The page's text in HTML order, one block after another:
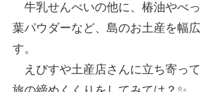
牛乳せんべいの他に、椿油やべ
葉パウダーなど、島のお土産を幅
す。
えびすや土産店さんに立ち寄っ